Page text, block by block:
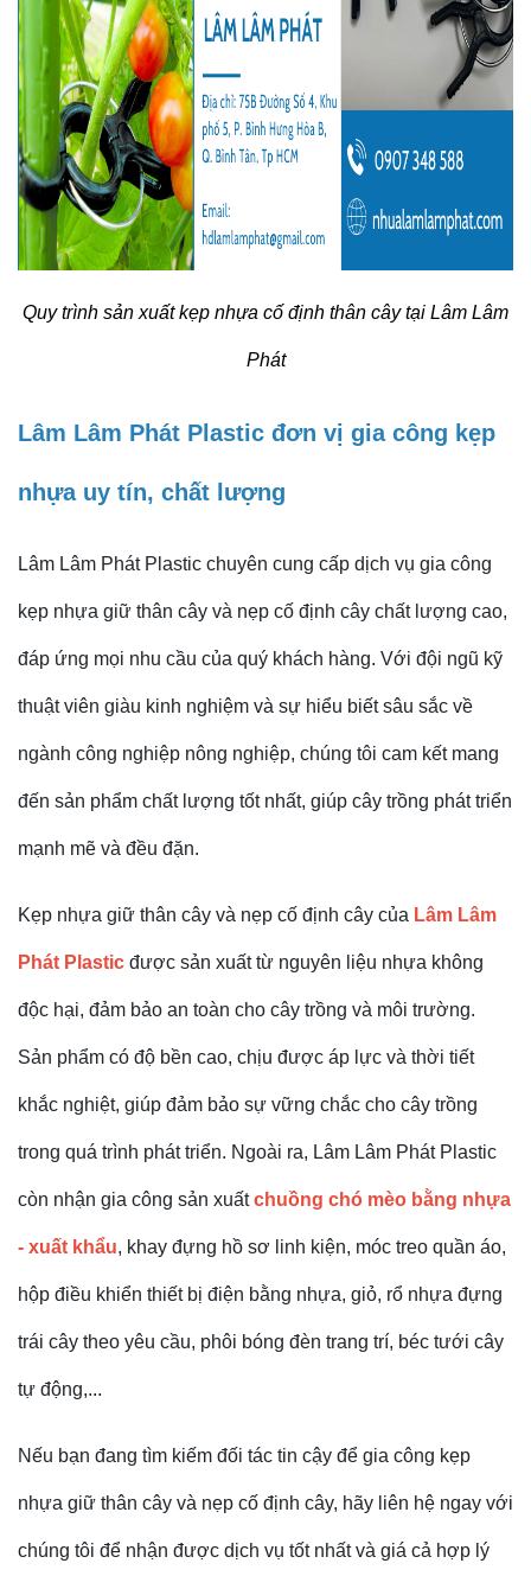
Quy trình sản xuất kẹp nhựa cố định thân cây tại Lâm Lâm
Phát
Lâm Lâm Phát Plastic đơn vị gia công kẹp
nhựa uy tín, chất lượng
Lâm Lâm Phát Plastic chuyên cung cấp dịch vụ gia công
kẹp nhựa giữ thân cây và nẹp cố định cây chất lượng cao,
đáp ứng mọi nhu cầu của quý khách hàng. Với đội ngũ kỹ
thuật viên giàu kinh nghiệm và sự hiểu biết sâu sắc về
ngành công nghiệp nông nghiệp, chúng tôi cam kết mang
đến sản phẩm chất lượng tốt nhất, giúp cây trồng phát triển
mạnh mẽ và đều đặn.
Kẹp nhựa giữ thân cây và nẹp cố định cây của Lâm Lâm
Phát Plastic được sản xuất từ nguyên liệu nhựa không
độc hại, đảm bảo an toàn cho cây trồng và môi trường.
Sản phẩm có độ bền cao, chịu được áp lực và thời tiết
khắc nghiệt, giúp đảm bảo sự vững chắc cho cây trồng
trong quá trình phát triển. Ngoài ra, Lâm Lâm Phát Plastic
còn nhận gia công sản xuấtchuồng chó mèo bằng nhựa
- xuất khẩu, khay đựng hồ sơ linh kiện, móc treo quần áo,
hộp điều khiển thiết bị điện bằng nhựa, giỏ, rổ nhựa đựng
trái cây theo yêu cầu, phôi bóng đèn trang trí, béc tưới cây
tự động,...
Nếu bạn đang tìm kiếm đối tác tin cậy để gia công kẹp
nhựa giữ thân cây và nẹp cố định cây, hãy liên hệ ngay với
chúng tôi để nhận được dịch vụ tốt nhất và giá cả hợp lý